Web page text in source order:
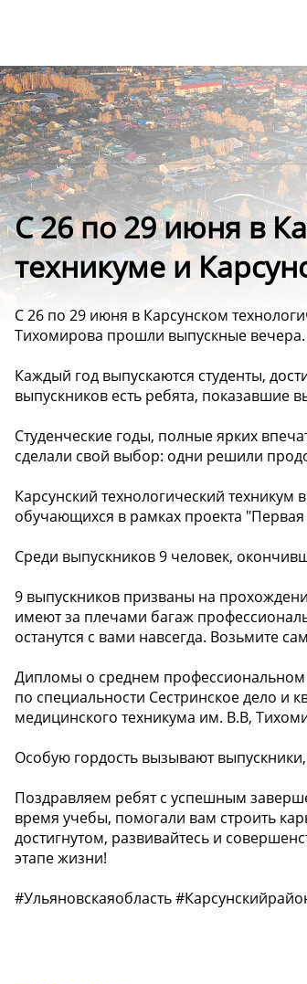
С 26 по 29 июня в
техникуме и
С 26 по 29 июня в Карсунском
Тихомирова прошли выпускные вечера.
Каждый год выпускаются студенты,
выпускников есть ребята, показавшие
Студенческие годы, полные ярких
сделали свой выбор: одни решили
Карсунский технологический техникум
обучающихся в рамках проекта
Среди выпускников 9 человек,
9 выпускников призваны на
имеют за плечами багаж
останутся с вами навсегда. Возьмите
Дипломы о среднем профессиональном
по специальности Сестринское дело и
медицинского техникума им. В.В,
Особую гордость вызывают
Поздравляем ребят с успешным
время учебы, помогали вам строить
достигнутом, развивайтесь и
этапе жизни!
#Ульяновскаяобласть